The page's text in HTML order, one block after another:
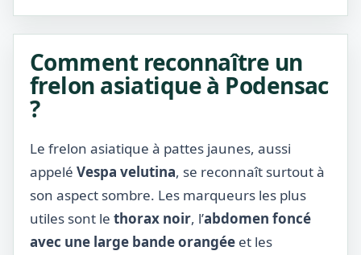
Comment reconnaître un
frelon asiatique à Podensac
?
Le frelon asiatique à pattes jaunes, aussi
appelé Vespa velutina, se reconnaît surtout à
son aspect sombre. Les marqueurs les plus
utiles sont le thorax noir, l’abdomen foncé
avec une large bande orangée et les